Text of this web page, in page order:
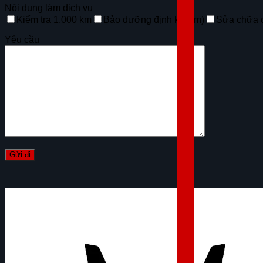
Nội dung làm dịch vụ
Kiểm tra 1.000 km
Bảo dưỡng định kỳ (km) Sửa chữa
Yêu cầu